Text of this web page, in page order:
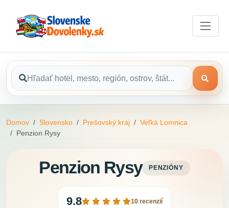
Domov Slovensko Prešovský kraj
Veľká Lomnica
Penzion Rysy
Penzion Rysy PENZIÓNY
9.8 10 recenzií